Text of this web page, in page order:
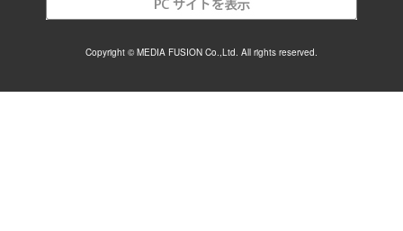
Copyright © MEDIA FUSION Co.,Ltd. All rights reserved.